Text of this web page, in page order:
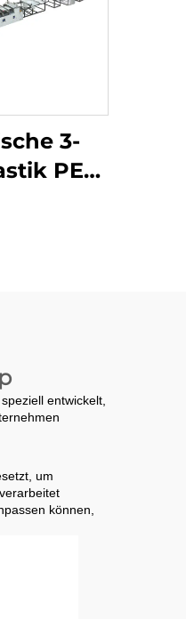
3-
PE
entwickelt,
um
können,